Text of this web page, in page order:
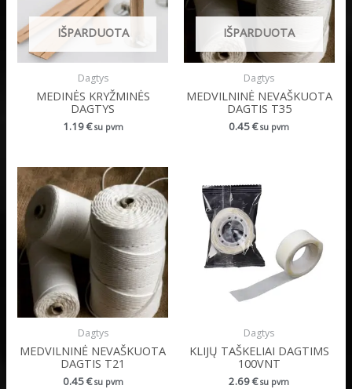
IŠPARDUOTA
Dagtys
MEDINĖS KRYŽMINĖS
DAGTYS
1.19€ su pvm
IŠPARDUOTA
Dagtys
MEDVILNINĖ NEVAŠKUOTA
DAGTIS T35
0.45€ su pvm
Dagtys
MEDVILNINĖ NEVAŠKUOTA
DAGTIS T21
0.45€ su pvm
Dagtys
KLIJŲ TAŠKELIAI DAGTIMS
100VNT
2.69€ su pvm